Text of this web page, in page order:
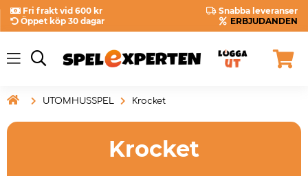
Fri frakt vid 600 kr
Snabba leveranser
Öppet köp 30 dagar
ERBJUDANDEN
 UTOMHUSSPEL Krocket
Krocket